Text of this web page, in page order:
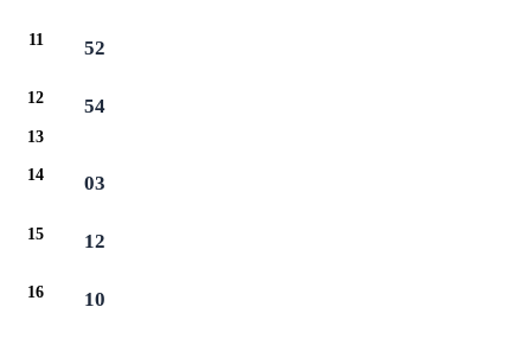
11 52
12 54
13
14 03
15 12
16 10